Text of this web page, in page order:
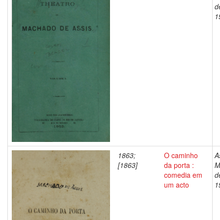
1863;
[1863]
O caminho
da porta :
comedia em
um acto